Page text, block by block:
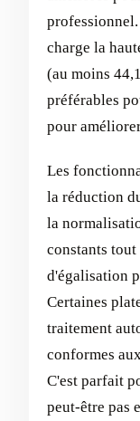
charge la
(au moins
préférables
pour
Les
la réduction
la
constants
d'égalisation
Certaines
traitement
conformes
C'est parfait
peut-être pas